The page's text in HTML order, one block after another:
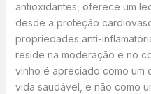
antioxidantes, oferece um
desde a proteção
propriedades anti-
reside na moderação e no
vinho é apreciado como um
vida saudável, e não como